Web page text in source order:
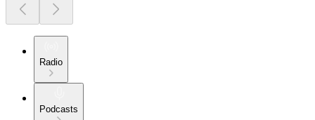
Radio
Podcasts